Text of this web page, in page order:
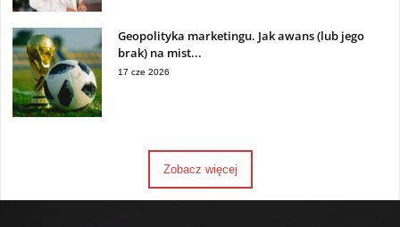
Geopolityka marketingu. Jak awans (lub jego
brak) na mist...
17 cze 2026
Zobacz więcej